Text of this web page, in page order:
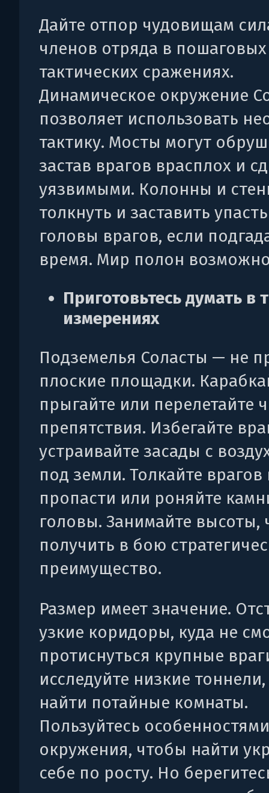
Дайте отпор чудовищам
членов отряда в пошаговых
тактических сражениях.
Динамическое окружение
позволяет использовать
тактику. Мосты могут
застав врагов врасплох и
уязвимыми. Колонны и
толкнуть и заставить
головы врагов, если
время. Мир полон
Приготовьтесь думать в
измерениях
Подземелья Соласты — не
плоские площадки.
прыгайте или перелетайте
препятствия. Избегайте
устраивайте засады с
под земли. Толкайте врагов
пропасти или роняйте
головы. Занимайте высоты,
получить в бою
преимущество.
Размер имеет значение.
узкие коридоры, куда не
протиснуться крупные
исследуйте низкие
найти потайные комнаты.
Пользуйтесь особенностями
окружения, чтобы найти
себе по росту. Но